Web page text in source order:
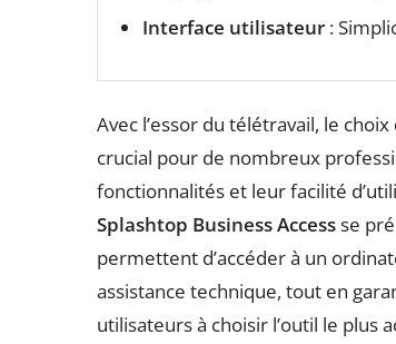
Interface utilisateur :
Avec l’essor du télétravail, le choix
crucial pour de nombreux
fonctionnalités et leur facilité
Splashtop Business Accessse
permettent d’accéder à un
assistance technique, tout en
utilisateurs à choisir l’outil le plus